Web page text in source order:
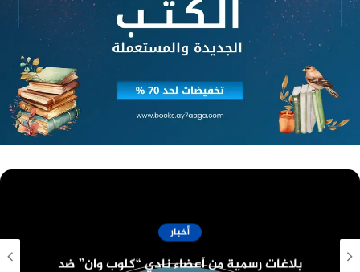
دخوله بعد مرحلة السينما الصامتة تطور في الدراما
وثورة في صناعة الصوت والصورة.
ومقترحًا استثمار ما حدث بطريقة إيجابية لتخطي الأزمة
الحالية وتحقيق المزيد من المكتسبات للدورات القادمة
من المهرجان؛ وذلك بتعيين المونتير الأستاذ معتز
الكاتب في اللجنة العليا لإدارة المهرجان مندوبًا وممثلًا
عن شعبتي الصوت والمونتاج، كما أكد دعمه التام
فن